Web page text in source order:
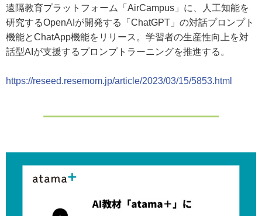
遠隔教育プラットフォーム「AirCampus」に、人工知能を
研究するOpenAIが開発する「ChatGPT」の対話プロンプト
機能とChatApp機能をリリース。学習者の生産性向上を対
話型AIが支援するプロンプトラーニングを推進する。
https://reseed.resemom.jp/article/2023/03/15/5853.html